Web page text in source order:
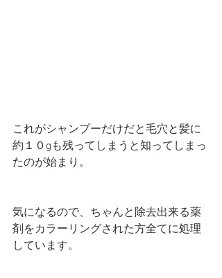
これがシャンプーだけだと毛穴と髪に
約１０gも残ってしまうと知ってしまっ
たのが始まり。
気になるので、ちゃんと除去出来る薬
剤をカラーリングされた方全てに処理
しています。